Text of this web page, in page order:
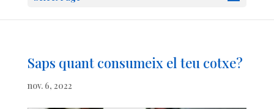
Saps quant consumeix el teu cotxe?
nov. 6, 2022